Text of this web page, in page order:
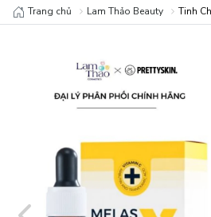
Trang chủ Lam Thảo Beauty Tinh